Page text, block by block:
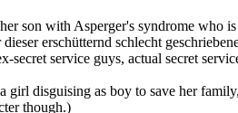
son with Asperger's syndrome who
erschütternd schlecht
service guys, actual secret
disguising as boy to save her
though.)